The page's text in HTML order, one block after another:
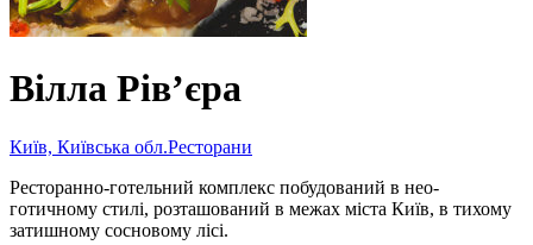
Вілла Рів’єра
Київ, Київська обл.Ресторани
Ресторанно-готельний комплекс побудований в нео-
готичному стилі, розташований в межах міста Київ, в тихому
затишному сосновому лісі.